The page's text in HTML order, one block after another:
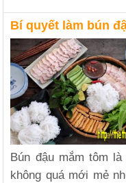
Bí quyết làm bún
Bún đậu mắm tôm
không quá mới mẻ